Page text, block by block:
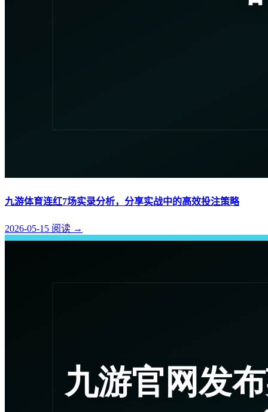
九游体育连红7场实录分析，分享实战中的高效投注策略
2026-05-15 阅读 →